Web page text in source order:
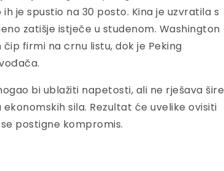
je spustio na 30 posto. Kina je uzvratila s
zatišje istječe u studenom. Washington
firmi na crnu listu, dok je Peking
bi ublažiti napetosti, ali ne rješava šire
sila. Rezultat će uvelike ovisiti
postigne kompromis.